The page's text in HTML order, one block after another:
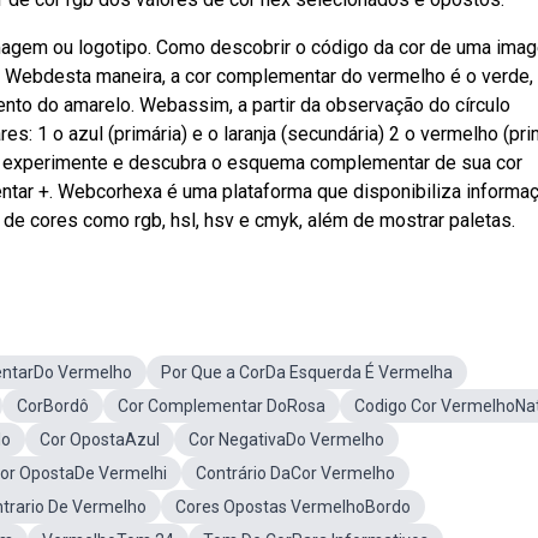
ou logotipo. Como descobrir o código da cor de uma
maneira, a cor complementar do vermelho é o verde,
do amarelo. Webassim, a partir da observação do círculo
1 o azul (primária) e o laranja (secundária) 2 o vermelho
e descubra o esquema complementar de sua cor
+. Webcorhexa é uma plataforma que disponibiliza
cores como rgb, hsl, hsv e cmyk, além de mostrar paletas.
Vermelho
Por Que a CorDa Esquerda É Vermelha
CorBordô
Cor Complementar DoRosa
Codigo Cor
Cor OpostaAzul
Cor NegativaDo Vermelho
OpostaDe Vermelhi
Contrário DaCor Vermelho
De Vermelho
Cores Opostas VermelhoBordo